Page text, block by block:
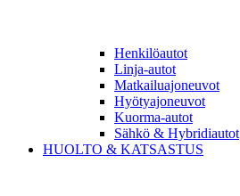
Henkilöautot
Linja-autot
Matkailuajoneuvot
Hyötyajoneuvot
Kuorma-autot
Sähkö & Hybridiautot
HUOLTO & KATSASTUS